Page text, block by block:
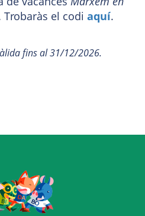
Trobaràs el codi aquí.
fins al 31/12/2026.